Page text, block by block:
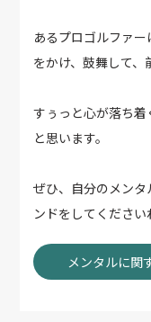
あるプロゴルファ
をかけ、鼓舞して、
すぅっと心が落ち
と思います。
ぜひ、自分のメン
ンドをしてください
メンタルに関